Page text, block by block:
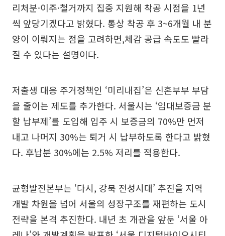
리처분·이주·철거까지 집중 지원해 착공 시점을 1년
씩 앞당기겠다고 밝혔다. 통상 착공 후 3~6개월 내 분
양이 이뤄지는 점을 고려하면,체감 공급 속도도 빨라
질 수 있다는 설명이다.
저출생 대응 주거정책인 ‘미리내집’은 신혼부부 부담
을 줄이는 제도를 추가한다. 서울시는 ‘임대보증금 분
할 납부제’를 도입해 입주 시 보증금의 70%만 먼저
내고 나머지 30%는 퇴거 시 납부하도록 한다고 밝혔
다. 후납분 30%에는 2.5% 저리를 적용한다.
균형발전본부는 ‘다시, 강북 전성시대’ 추진을 지역
개발 차원을 넘어 서울의 성장구조를 재편하는 도시
전략을 본격 추진한다. 내년 초 개관을 앞둔 ‘서울 아